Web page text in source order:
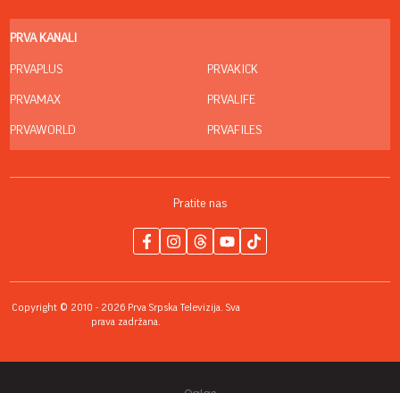
PRVA KANALI
PRVAPLUS
PRVAMAX
PRVAWORLD
PRVAKICK
PRVALIFE
PRVAFILES
Pratite nas
Copyright © 2010 - 2026 Prva Srpska Televizija. Sva
prava zadržana.